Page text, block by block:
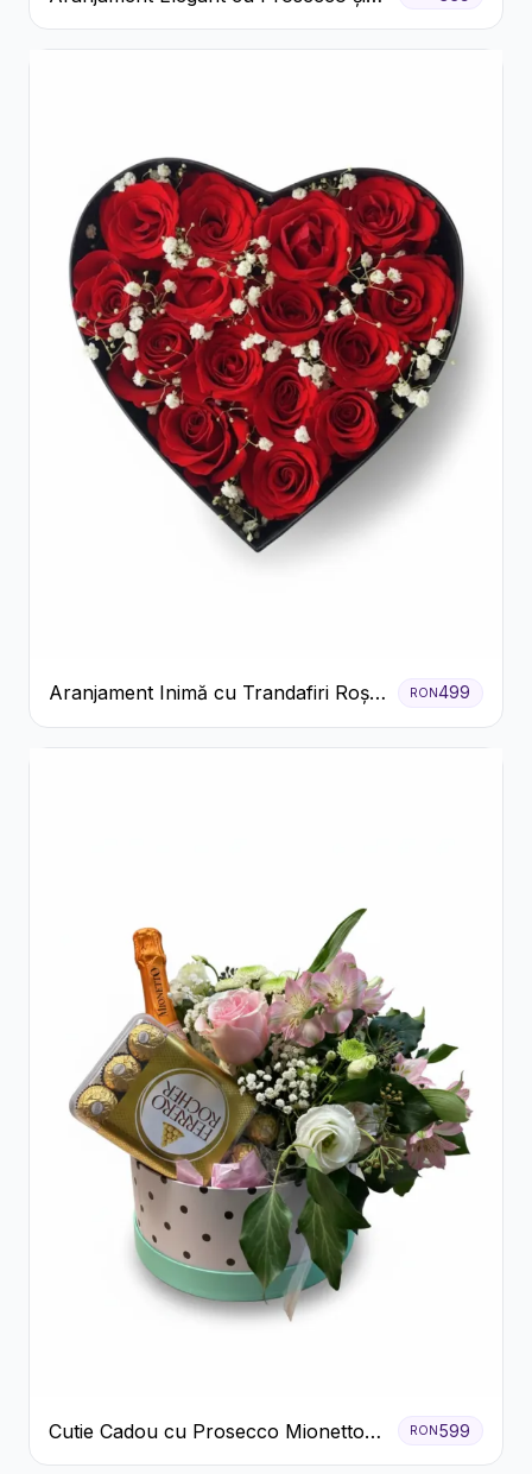
Flori Galbene.
Aranjament Inimă cu Trandafiri Roșii
și Floarea Miresei
RON499
Cutie Cadou cu Prosecco Mionetto
Ferrero Rocher și Flori Pastelate
RON599